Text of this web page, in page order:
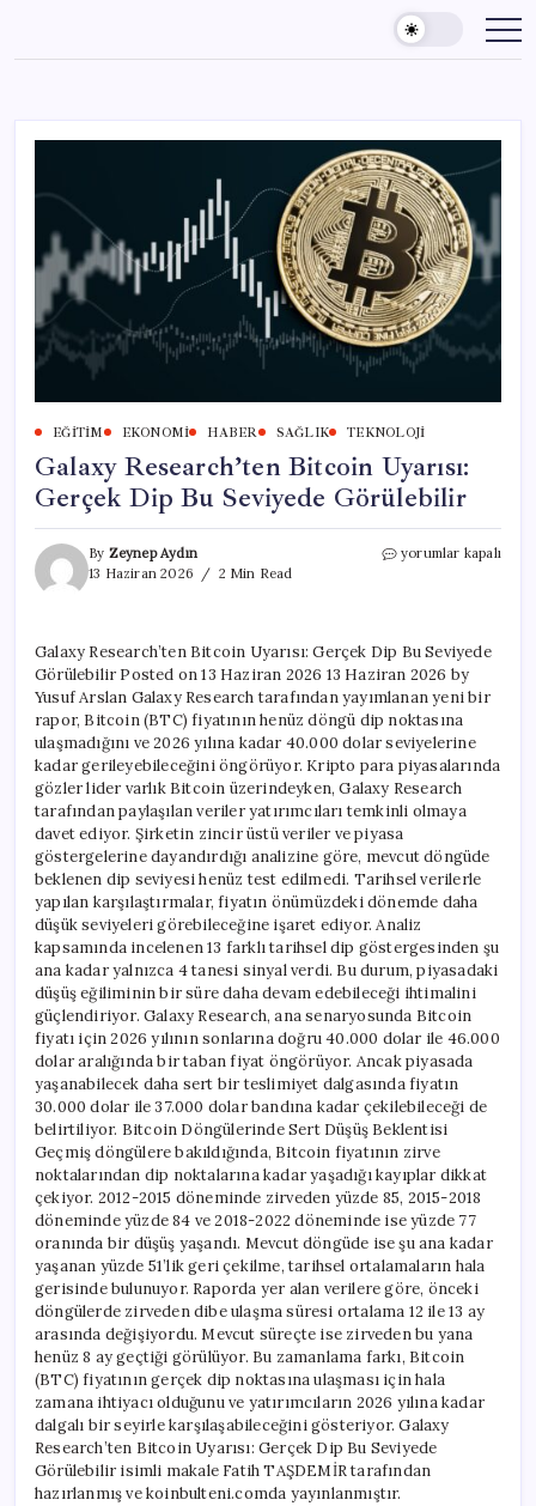
content
EĞITIM EKONOMI HABER SAĞLIK TEKNOLOJI
Galaxy Research’ten Bitcoin Uyarısı:
Gerçek Dip Bu Seviyede Görülebilir
By Zeynep Aydın
13 Haziran 2026
2 Min Read
Galaxy
Dip
Bu
Seviyede
Görülebilir
için
yorumlar kapalı
Galaxy Research’ten Bitcoin Uyarısı: Gerçek Dip Bu Seviyede
Görülebilir Posted on 13 Haziran 2026 13 Haziran 2026 by
Yusuf Arslan Galaxy Research tarafından yayımlanan yeni bir
rapor, Bitcoin (BTC) fiyatının henüz döngü dip noktasına
ulaşmadığını ve 2026 yılına kadar 40.000 dolar seviyelerine
kadar gerileyebileceğini öngörüyor. Kripto para piyasalarında
gözler lider varlık Bitcoin üzerindeyken, Galaxy Research
tarafından paylaşılan veriler yatırımcıları temkinli olmaya
davet ediyor. Şirketin zincir üstü veriler ve piyasa
göstergelerine dayandırdığı analizine göre, mevcut döngüde
beklenen dip seviyesi henüz test edilmedi. Tarihsel verilerle
yapılan karşılaştırmalar, fiyatın önümüzdeki dönemde daha
düşük seviyeleri görebileceğine işaret ediyor. Analiz
kapsamında incelenen 13 farklı tarihsel dip göstergesinden şu
ana kadar yalnızca 4 tanesi sinyal verdi. Bu durum, piyasadaki
düşüş eğiliminin bir süre daha devam edebileceği ihtimalini
güçlendiriyor. Galaxy Research, ana senaryosunda Bitcoin
fiyatı için 2026 yılının sonlarına doğru 40.000 dolar ile 46.000
dolar aralığında bir taban fiyat öngörüyor. Ancak piyasada
yaşanabilecek daha sert bir teslimiyet dalgasında fiyatın
30.000 dolar ile 37.000 dolar bandına kadar çekilebileceği de
belirtiliyor. Bitcoin Döngülerinde Sert Düşüş Beklentisi
Geçmiş döngülere bakıldığında, Bitcoin fiyatının zirve
noktalarından dip noktalarına kadar yaşadığı kayıplar dikkat
çekiyor. 2012-2015 döneminde zirveden yüzde 85, 2015-2018
döneminde yüzde 84 ve 2018-2022 döneminde ise yüzde 77
oranında bir düşüş yaşandı. Mevcut döngüde ise şu ana kadar
yaşanan yüzde 51’lik geri çekilme, tarihsel ortalamaların hala
gerisinde bulunuyor. Raporda yer alan verilere göre, önceki
döngülerde zirveden dibe ulaşma süresi ortalama 12 ile 13 ay
arasında değişiyordu. Mevcut süreçte ise zirveden bu yana
henüz 8 ay geçtiği görülüyor. Bu zamanlama farkı, Bitcoin
(BTC) fiyatının gerçek dip noktasına ulaşması için hala
zamana ihtiyacı olduğunu ve yatırımcıların 2026 yılına kadar
dalgalı bir seyirle karşılaşabileceğini gösteriyor. Galaxy
Research’ten Bitcoin Uyarısı: Gerçek Dip Bu Seviyede
Görülebilir isimli makale Fatih TAŞDEMİR tarafından
hazırlanmış ve koinbulteni.comda yayınlanmıştır.